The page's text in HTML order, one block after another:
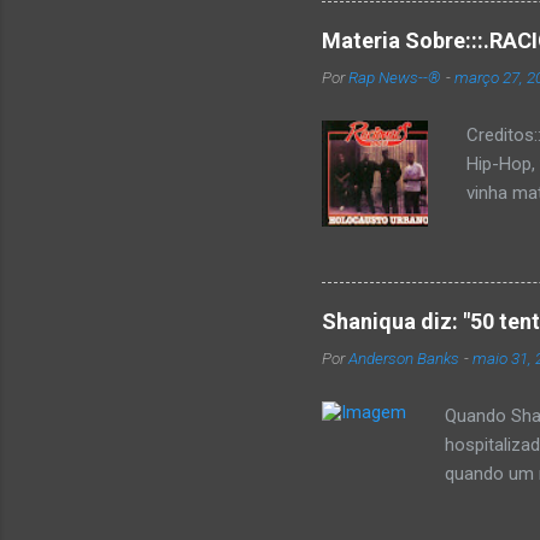
Materia
PorRap News--® -março 27,
Hip-
vinha
Como
rica
Cultura
Shaniqua diz: "50
PorAnderson Banks -maio 31,
Quando
quando
50 cent